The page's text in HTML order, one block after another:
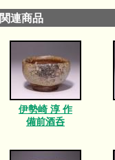
関連商品
伊勢崎 淳 作
備前酒呑